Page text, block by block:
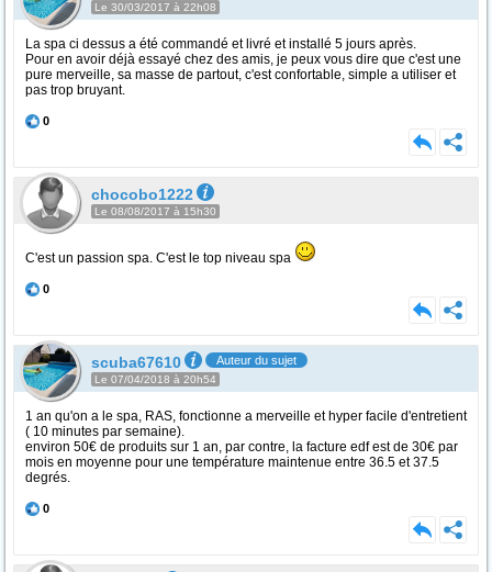
Le 30/03/2017 à 22h08
La spa ci dessus a été commandé et livré et installé 5 jours après.
Pour en avoir déjà essayé chez des amis, je peux vous dire que c'est une
pure merveille, sa masse de partout, c'est confortable, simple a utiliser et
pas trop bruyant.
0
chocobo1222
Le 08/08/2017 à 15h30
C'est un passion spa. C'est le top niveau spa
0
scuba67610 Auteur du sujet
Le 07/04/2018 à 20h54
1 an qu'on a le spa, RAS, fonctionne a merveille et hyper facile d'entretient
( 10 minutes par semaine).
environ 50€ de produits sur 1 an, par contre, la facture edf est de 30€ par
mois en moyenne pour une température maintenue entre 36.5 et 37.5
degrés.
0